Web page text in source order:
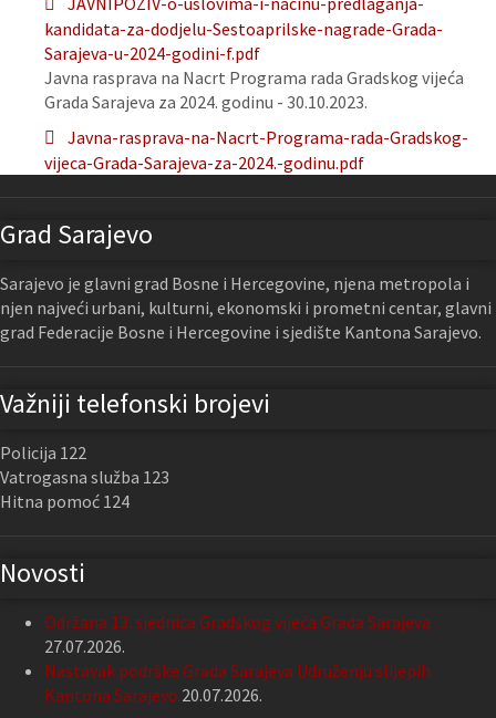
kandidata-za-dodjelu-Sestoaprilske-nagrade-Grada-
Sarajeva-u-2024-godini-f.pdf
Javna rasprava na Nacrt Programa rada Gradskog vijeća
Grada Sarajeva za 2024. godinu - 30.10.2023.
Javna-rasprava-na-Nacrt-Programa-rada-Gradskog-
vijeca-Grada-Sarajeva-za-2024.-godinu.pdf
Grad Sarajevo
Sarajevo je glavni grad Bosne i Hercegovine, njena metropola i
njen najveći urbani, kulturni, ekonomski i prometni centar, glavni
grad Federacije Bosne i Hercegovine i sjedište Kantona Sarajevo.
Važniji telefonski brojevi
Policija 122
Vatrogasna služba 123
Hitna pomoć 124
Novosti
Održana 13. sjednica Gradskog vijeća Grada Sarajeva
27.07.2026.
Nastavak podrške Grada Sarajeva Udruženju slijepih
Kantona Sarajevo 20.07.2026.